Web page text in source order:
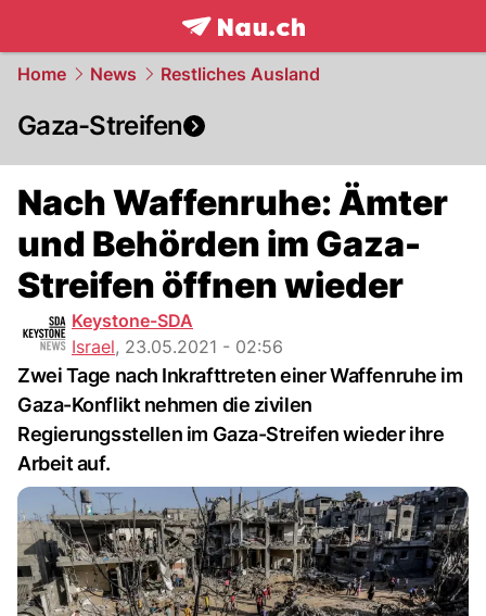
frontpage.NAU.ch
Home News Restliches Ausland
Gaza-Streifen
Nach Waffenruhe: Ämter
und Behörden im Gaza-
Streifen öffnen wieder
Keystone-SDA
Israel, 23.05.2021 - 02:56
Zwei Tage nach Inkrafttreten einer Waffenruhe im
Gaza-Konflikt nehmen die zivilen
Regierungsstellen im Gaza-Streifen wieder ihre
Arbeit auf.